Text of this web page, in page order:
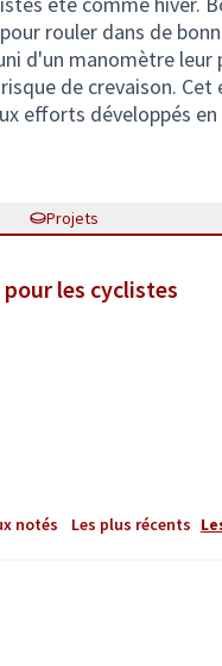
rouler dans de
d'un manomètre
de crevaison.
efforts développés
Projets
les cyclistes
notés Les plus récents